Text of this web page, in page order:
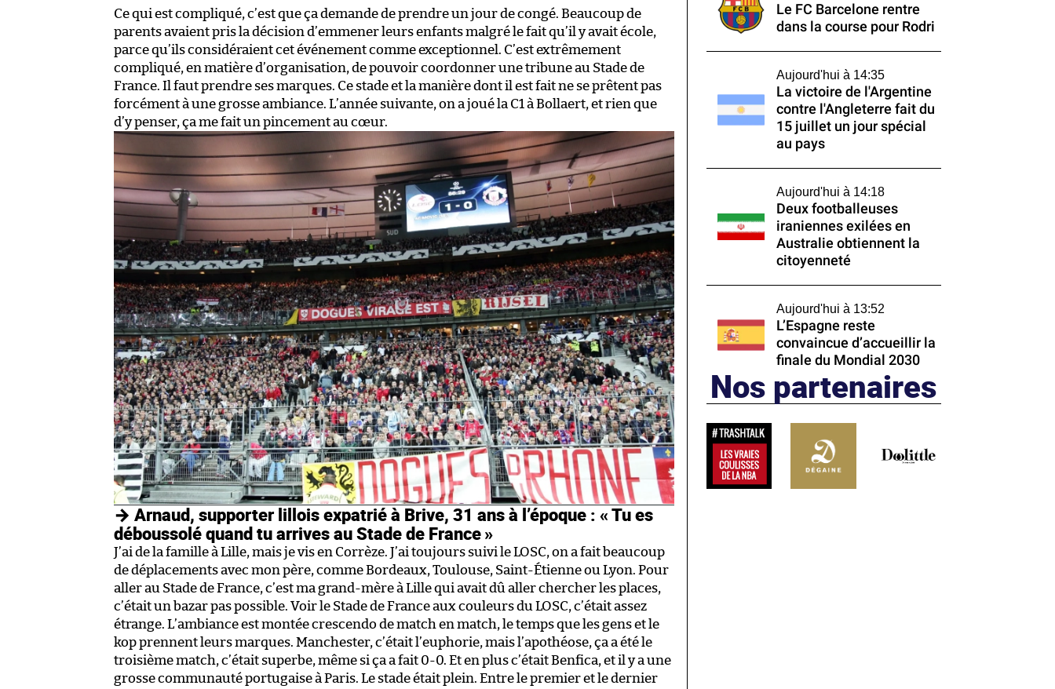
Ce qui est compliqué, c’est que ça demande de prendre un jour de congé. Beaucoup de
parents avaient pris la décision d’emmener leurs enfants malgré le fait qu’il y avait école,
parce qu’ils considéraient cet événement comme exceptionnel. C’est extrêmement
compliqué, en matière d’organisation, de pouvoir coordonner une tribune au Stade de
France. Il faut prendre ses marques. Ce stade et la manière dont il est fait ne se prêtent pas
forcément à une grosse ambiance. L’année suivante, on a joué la C1 à Bollaert, et rien que
d’y penser, ça me fait un pincement au cœur.
→ Arnaud, supporter lillois expatrié à Brive, 31 ans à l’époque : « Tu es
déboussolé quand tu arrives au Stade de France »
J’ai de la famille à Lille, mais je vis en Corrèze. J’ai toujours suivi le LOSC, on a fait beaucoup
de déplacements avec mon père, comme Bordeaux, Toulouse, Saint-Étienne ou Lyon. Pour
aller au Stade de France, c’est ma grand-mère à Lille qui avait dû aller chercher les places,
c’était un bazar pas possible. Voir le Stade de France aux couleurs du LOSC, c’était assez
étrange. L’ambiance est montée crescendo de match en match, le temps que les gens et le
kop prennent leurs marques. Manchester, c’était l’euphorie, mais l’apothéose, ça a été le
troisième match, c’était superbe, même si ça a fait 0-0. Et en plus c’était Benfica, et il y a une
grosse communauté portugaise à Paris. Le stade était plein. Entre le premier et le dernier
Le FC Barcelone rentre
dans la course pour Rodri
Aujourd'hui à 14:35
La victoire de l'Argentine
contre l'Angleterre fait du
15 juillet un jour spécial
au pays
Aujourd'hui à 14:18
Deux footballeuses
iraniennes exilées en
Australie obtiennent la
citoyenneté
Aujourd'hui à 13:52
L’Espagne reste
convaincue d’accueillir la
finale du Mondial 2030
Nos partenaires